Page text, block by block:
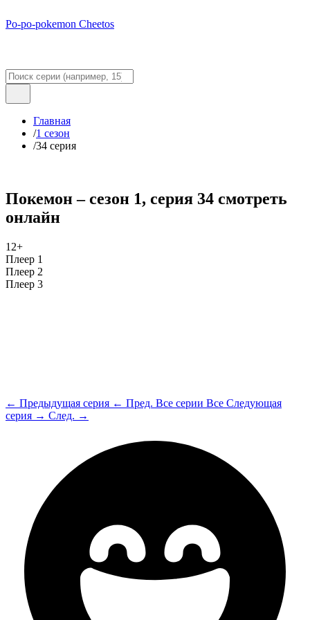
Po-po-pokemon Cheetos
Главная
/1 сезон
/34 серия
Покемон – сезон 1, серия 34 смотреть
онлайн
12+
Плеер 1
Плеер 2
Плеер 3
← Предыдущая серия ← Пред. Все серии Все Следующая
серия → След. →